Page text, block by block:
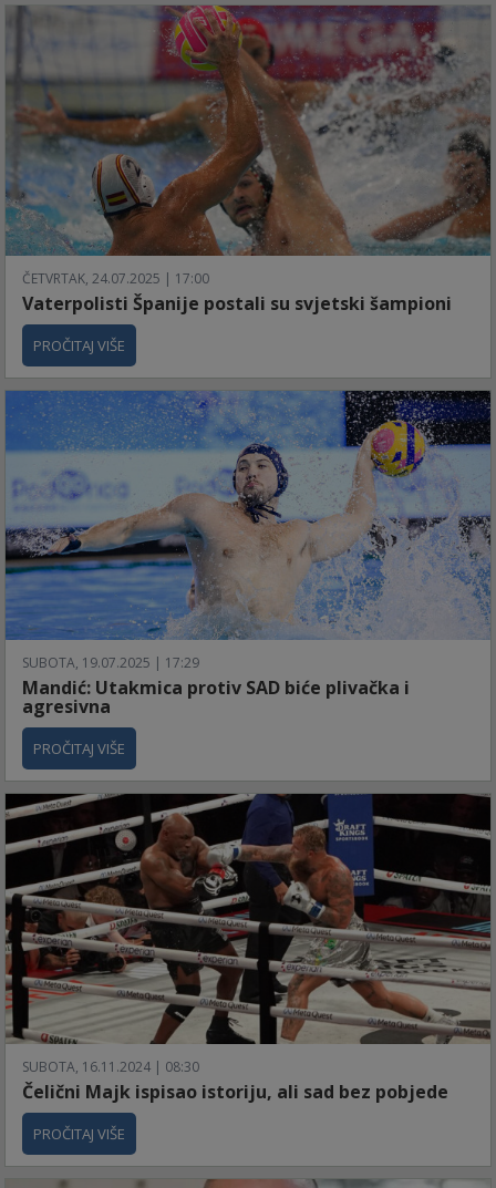
ČETVRTAK, 24.07.2025 | 17:00
Vaterpolisti Španije postali su svjetski šampioni
PROČITAJ VIŠE
SUBOTA, 19.07.2025 | 17:29
Mandić: Utakmica protiv SAD biće plivačka i
agresivna
PROČITAJ VIŠE
SUBOTA, 16.11.2024 | 08:30
Čelični Majk ispisao istoriju, ali sad bez pobjede
PROČITAJ VIŠE